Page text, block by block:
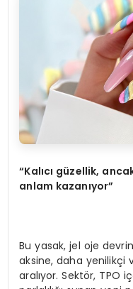
“Kalıcı güzellik,
anlam kazanıyor”
Bu yasak, jel oje
aksine, daha yenilikçi
aralıyor. Sektör, TPO